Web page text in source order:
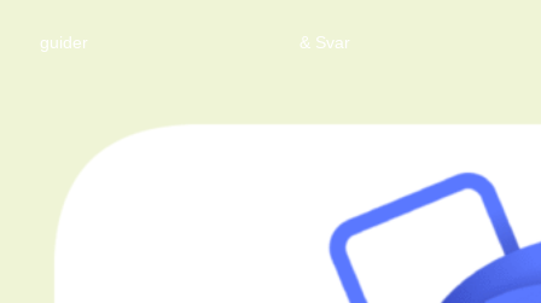
guider & Svar